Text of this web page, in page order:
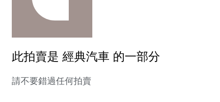
此拍賣是 經典汽車 的一部分
請不要錯過任何拍賣